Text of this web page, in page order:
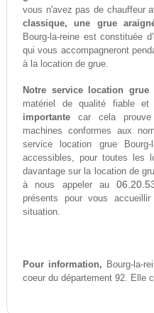
vous n'avez pas de chauffeur
classique, une grue
Bourg-la-reine est constituée
qui vous accompagneront
à la location de grue.
Notre service location grue
matériel de qualité fiable et
importantecar cela prouve
machines conformes aux
service location grue
accessibles, pour toutes les
davantage sur la location de
à nous appeler au
présents pour vous
situation.
Pour information, Bourg-la-
coeur du département 92. Elle